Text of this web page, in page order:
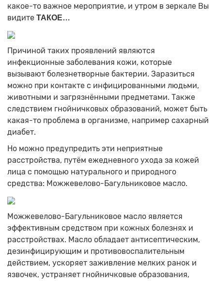
какое-то важное мероприятие, и утром в зеркале Вы
видите ТАКОЕ…
Причиной таких проявлений являются
инфекционные заболевания кожи, которые
вызывают болезнетворные бактерии. Заразиться
можно при контакте с инфицированными людьми,
животными и загрязнёнными предметами. Также
следствием гнойничковых образований, может быть
какая-то проблема в организме, например сахарный
диабет.
Но можно предупредить эти неприятные
расстройства, путём ежедневного ухода за кожей
лица с помощью натурального и природного
средства: Можжевелово-Багульниковое масло.
Можжевелово-Багульниковое масло является
эффективным средством при кожных болезнях и
расстройствах. Масло обладает антисептическим,
дезинфицирующим и противовоспалительным
действием, ускоряет заживление мелких ранок и
язвочек, устраняет гнойничковые образования,